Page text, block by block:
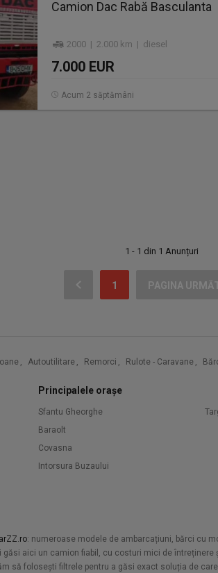
Camion Dac Rabă Basculanta
2000 | 2.000 km | diesel
7.000 EUR
Acum 2 săptămâni
1 - 1 din 1 Anunțuri
1 PAGINA
, Autoutilitare , Remorci , Rulote - Caravane ,
Principalele orașe
Sfantu Gheorghe
Baraolt
Covasna
Intorsura Buzaului
: numeroase modele de ambarcațiuni, bărci cu
găsi aici un camion fiabil, cu costuri mici de
să folosești filtrele pentru a găsi exact soluția de